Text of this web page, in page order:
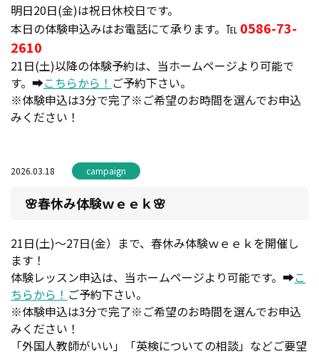
明日20日(金)は祝日休校日です。
本日の体験申込みはお電話にて承ります。℡ 0586-73-
2610
21日(土)以降の体験予約は、当ホームページより可能で
す。➡こちらから！ ご予約下さい。
※体験申込は3分で完了※ご希望のお時間を選んでお申込
みください！
2026.03.18 campaign
🌸春休み体験ｗｅｅｋ🌸
21日(土)～27日(金）まで、春休み体験ｗｅｅｋを開催し
ます！
体験レッスン申込は、当ホームページより可能です。➡こ
ちらから！ ご予約下さい。
※体験申込は3分で完了※ご希望のお時間を選んでお申込
みください！
「外国人教師がいい」「英検についての相談」などご要望